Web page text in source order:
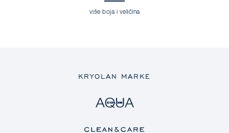
više boja i veličina
KRYOLAN MARKE